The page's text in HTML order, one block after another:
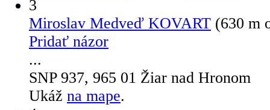
3
Miroslav Medveď KOVART (630 m
Pridať názor
...
SNP 937, 965 01 Žiar nad Hronom
Ukáž na mape.